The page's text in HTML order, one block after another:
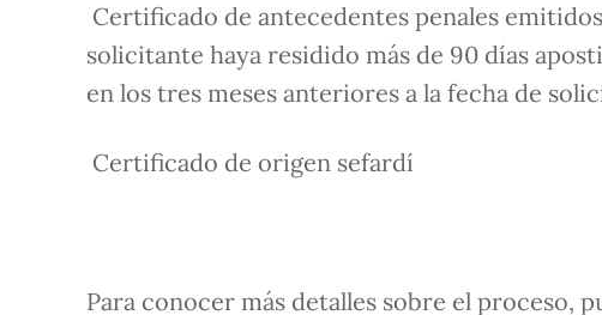
 Certificado de antecedentes penales
solicitante haya residido más de 90 días
en los tres meses anteriores a la fecha de
 Certificado de origen sefardí
Para conocer más detalles sobre el proceso,